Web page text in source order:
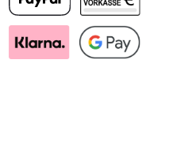
Vorkasse
PayPal